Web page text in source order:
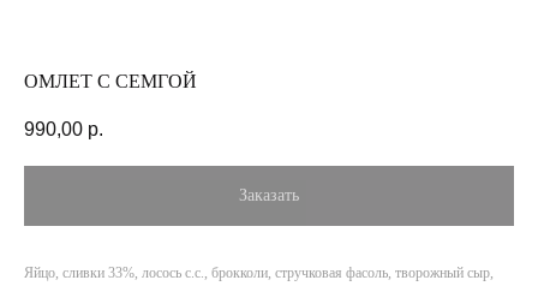
ОМЛЕТ С СЕМГОЙ
990,00 р.
Заказать
Яйцо, сливки 33%, лосось с.с., брокколи, стручковая фасоль, творожный сыр,